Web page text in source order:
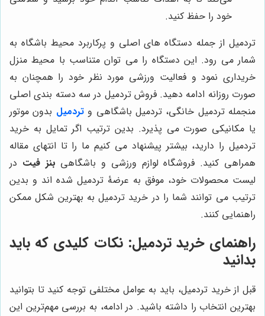
خود را حفظ کنید.
تردمیل از جمله دستگاه های اصلی و پرکاربرد محیط باشگاه به
شمار می رود. این دستگاه را می توان متناسب با محیط منزل
خریداری نمود و فعالیت ورزشی مورد نظر خود را همچنان به
صورت روزانه ادامه دهید. فروش تردمیل در سه دسته بندی اصلی
منجمله تردمیل خانگی، تردمیل باشگاهی وتردمیل بدون موتور
یا مکانیکی صورت می پذیرد. بدین ترتیب اگر تمایل به خرید
تردمیل را دارید، بیشتر پیشنهاد می کنیم ما را تا انتهای مقاله
همراهی کنید. فروشگاه لوازم ورزشی و باشگاهی بنز فیت در
لیست محصولات خود، موفق به عرضۀ تردمیل شده اند و بدین
ترتیب می توانند شما را در خرید تردمیل به بهترین شکل ممکن
راهنمایی کنند.
راهنمای خرید تردمیل: نکات کلیدی که باید
بدانید
قبل از خرید تردمیل، باید به عوامل مختلفی توجه کنید تا بتوانید
بهترین انتخاب را داشته باشید. در ادامه، به بررسی مهم‌ترین این